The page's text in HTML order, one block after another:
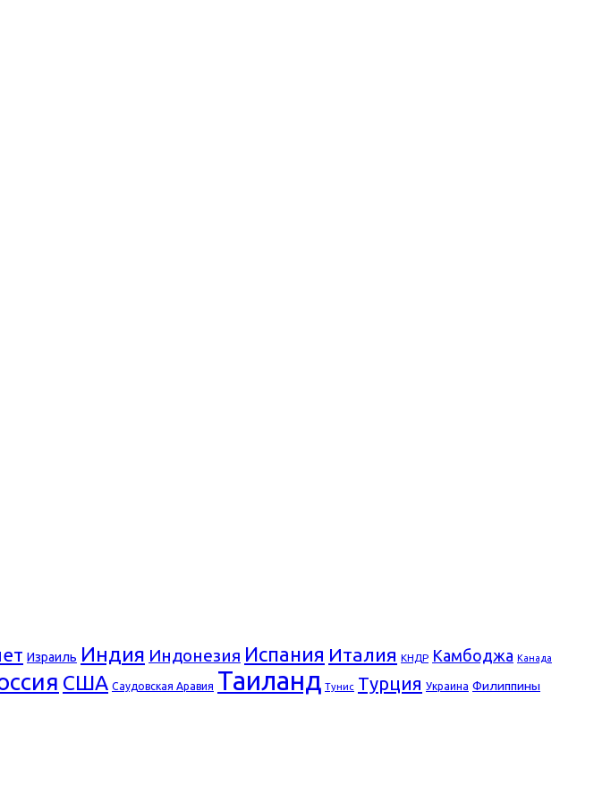
Израиль Индия Индонезия Испания Италия КНДР Камбоджа Канада
США Саудовская Аравия Таиланд Тунис Турция Украина Филиппины